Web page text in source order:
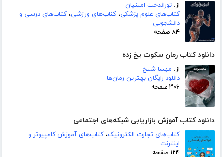
از: توراندخت امینیان
کتاب‌های علوم پزشکی، کتاب‌های ورزشی، کتاب‌های درسی و
دانشجویی
۸۴ صفحه
دانلود کتاب رمان سکوت یخ زده
از: مهسا شیخ
دانلود رایگان بهترین رمان‌ها
۳۰۶ صفحه
دانلود کتاب آموزش بازاریابی شبکه‌های اجتماعی
کتاب‌های تجارت الکترونیک، کتاب‌های آموزش کامپیوتر و
اینترنت
۱۲۴ صفحه